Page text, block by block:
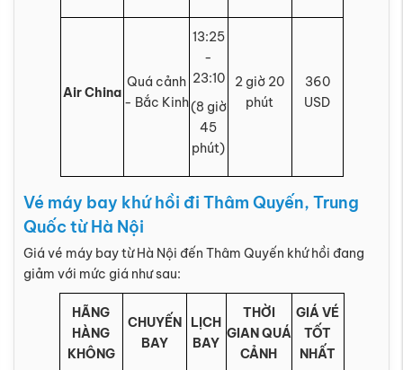
Air China
Quá cảnh
- Bắc Kinh
13:25
-
23:10
(8 giờ
45
phút)
2 giờ 20
phút
360
USD
Vé máy bay khứ hồi đi Thâm Quyến, Trung
Quốc từ Hà Nội
Giá vé máy bay từ Hà Nội đến Thâm Quyến khứ hồi đang
giảm với mức giá như sau:
HÃNG
HÀNG
KHÔNG
CHUYẾN
BAY
LỊCH
BAY
THỜI
GIAN QUÁ
CẢNH
GIÁ VÉ
TỐT
NHẤT